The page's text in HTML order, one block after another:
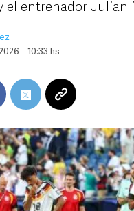
el entrenador Julian
- 10:33 hs